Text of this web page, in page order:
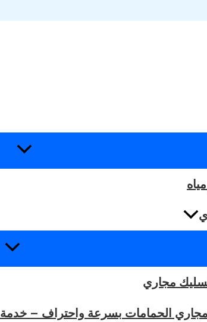
مجاري
الحمامات بسرعة واحتراف – خدمة 24 ساعة بأسعار مناسبة